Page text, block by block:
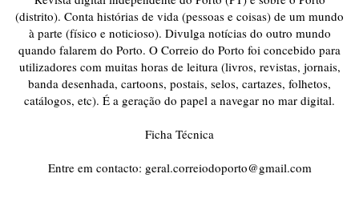
(distrito). Conta histórias de vida (pessoas e coisas) de um mundo
à parte (físico e noticioso). Divulga notícias do outro mundo
quando falarem do Porto. O Correio do Porto foi concebido para
utilizadores com muitas horas de leitura (livros, revistas, jornais,
banda desenhada, cartoons, postais, selos, cartazes, folhetos,
catálogos, etc). É a geração do papel a navegar no mar digital.
Ficha Técnica
Entre em contacto: geral.correiodoporto@gmail.com